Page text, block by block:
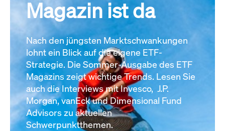
Magazin ist da
Nach den jüngsten Marktschwankungen
lohnt ein Blick auf die eigene ETF-
Strategie. Die Sommer-Ausgabe des ETF
Magazins zeigt wichtige Trends. Lesen Sie
auch die Interviews mit Invesco, J.P.
Morgan, vanEck und Dimensional Fund
Advisors zu aktuellen
Schwerpunktthemen.